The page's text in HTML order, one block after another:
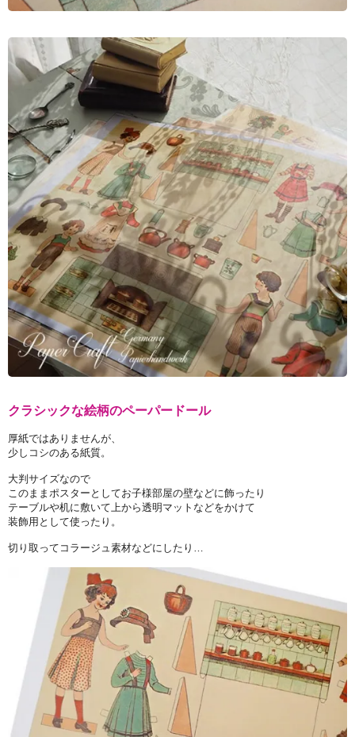
クラシックな絵柄のペーパードール
厚紙ではありませんが、
少しコシのある紙質。
大判サイズなので
このままポスターとしてお子様部屋の壁などに飾ったり
テーブルや机に敷いて上から透明マットなどをかけて
装飾用として使ったり。
切り取ってコラージュ素材などにしたり…